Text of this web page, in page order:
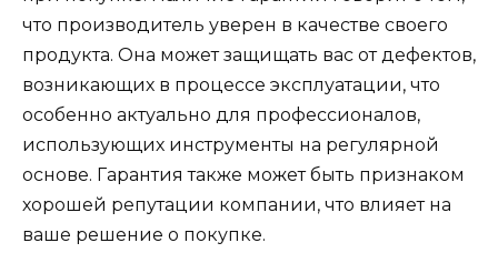
что производитель уверен в качестве своего
продукта. Она может защищать вас от дефектов,
возникающих в процессе эксплуатации, что
особенно актуально для профессионалов,
использующих инструменты на регулярной
основе. Гарантия также может быть признаком
хорошей репутации компании, что влияет на
ваше решение о покупке.